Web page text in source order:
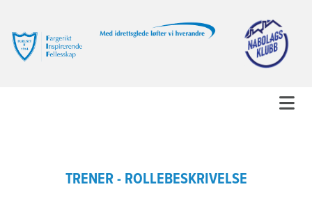
TRENER - ROLLEBESKRIVELSE